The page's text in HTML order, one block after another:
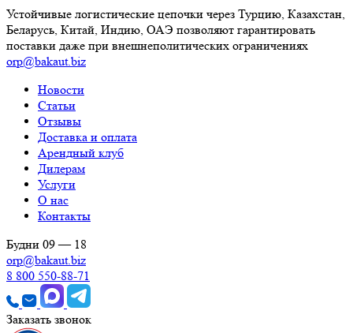
Устойчивые логистические цепочки через Турцию, Казахстан,
Беларусь, Китай, Индию, ОАЭ позволяют гарантировать
поставки даже при внешнеполитических ограничениях
orp@bakaut.biz
Новости
Статьи
Отзывы
Доставка и оплата
Арендный клуб
Дилерам
Услуги
О нас
Контакты
Будни 09 — 18
orp@bakaut.biz
8 800 550-88-71
Заказать звонок